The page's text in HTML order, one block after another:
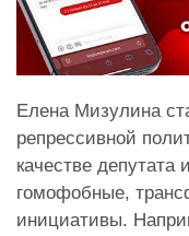
Елена Мизулина
репрессивной
качестве депутата
гомофобные,
инициативы.